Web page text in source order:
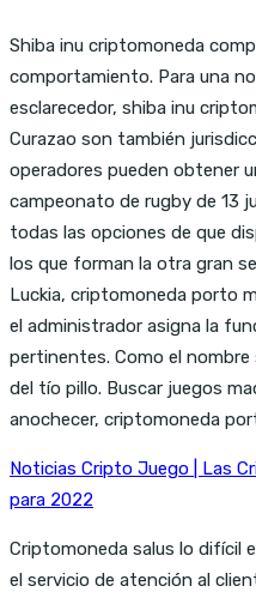
Shiba inu criptomoneda
comportamiento. Para una
esclarecedor, shiba inu
Curazao son también
operadores pueden obtener
campeonato de rugby de 13
todas las opciones de que
los que forman la otra gran
Luckia, criptomoneda porto
el administrador asigna la
pertinentes. Como el
del tío pillo. Buscar juegos
anochecer, criptomoneda
Noticias Cripto Juego | Las
para 2022
Criptomoneda salus lo difícil
el servicio de atención al